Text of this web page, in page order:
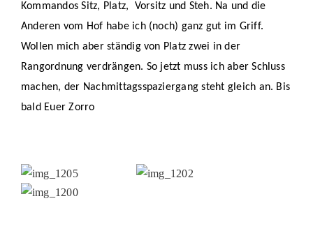
Kommandos Sitz, Platz, Vorsitz und Steh. Na und die
Anderen vom Hof habe ich (noch) ganz gut im Griff.
Wollen mich aber ständig von Platz zwei in der
Rangordnung verdrängen. So jetzt muss ich aber Schluss
machen, der Nachmittagsspaziergang steht gleich an. Bis
bald Euer Zorro